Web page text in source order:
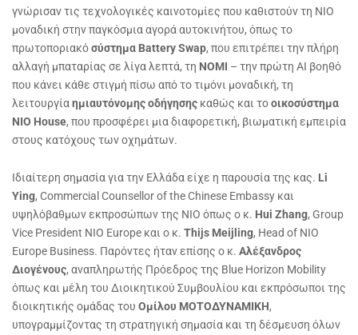
γνώρισαν τις τεχνολογικές καινοτομίες που καθιστούν τη NIO
μοναδική στην παγκόσμια αγορά αυτοκινήτου, όπως το
πρωτοποριακόσύστημα BatterySwap, που επιτρέπει την πλήρη
αλλαγή μπαταρίας σε λίγα λεπτά, τη ΝΟΜΙ – την πρώτη AI βοηθό
που κάνει κάθε στιγμή πίσω από το τιμόνι μοναδική, τη
λειτουργία ημιαυτόνομης οδήγησης καθώς και τοοικοσύστημα
NIO House, που προσφέρει μια διαφορετική, βιωματική εμπειρία
στους κατόχους των οχημάτων.
Ιδιαίτερη σημασία για την Ελλάδα είχε η παρουσία της κας. Li
Ying, Commercial Counsellor of the Chinese Embassy και
υψηλόβαθμων εκπροσώπων της NIO όπως ο κ. Hui Zhang, Group
Vice President NIO Europe και ο κ. Thijs Meijling, Head of NIO
Europe Business. Παρόντες ήταν επίσης ο κ. Αλέξανδρος
Διογένους, αναπληρωτής Πρόεδρος της Blue Horizon Mobility
όπως και μέλη του Διοικητικού Συμβουλίου και εκπρόσωποι της
διοικητικής ομάδας του Ομίλου ΜΟΤΟΔΥΝΑΜΙΚΗ,
υπογραμμίζοντας τη στρατηγική σημασία και τη δέσμευση όλων